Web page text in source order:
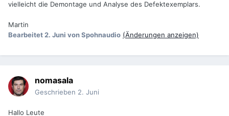
vielleicht die Demontage und Analyse des Defektexemplars.
Martin
Bearbeitet 2. Juni von Spohnaudio (Änderungen anzeigen)
nomasala
Geschrieben 2. Juni
Hallo Leute